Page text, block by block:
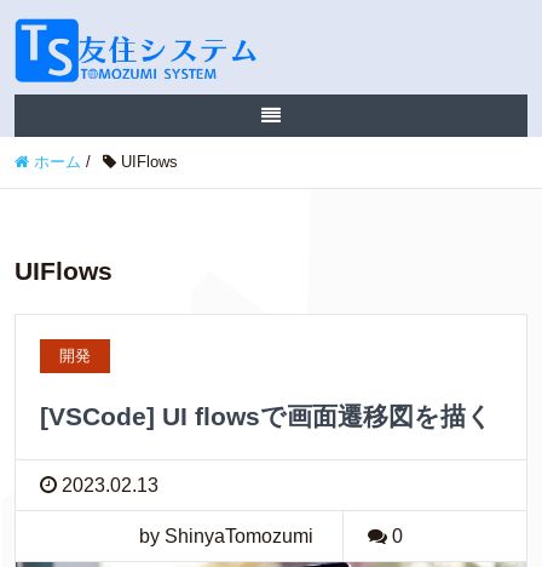
ホーム / UIFlows
UIFlows
開発
[VSCode] UI flowsで画面遷移図を描く
2023.02.13
by ShinyaTomozumi 0